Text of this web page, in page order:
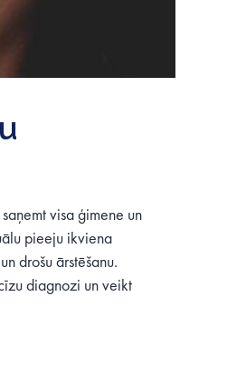
visa ģimene un
pieeju ikviena
drošu ārstēšanu.
diagnozi un veikt